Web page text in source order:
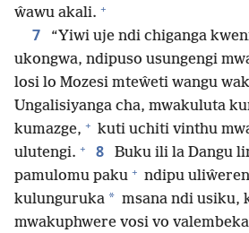
ŵawu akali. +
7
“Yiwi uje ndi chiganga
ukongwa, ndipuso usungengi
losi lo Mozesi mteŵeti wangu
Ungalisiyanga cha, mwakuluta
kumazge, + kuti uchiti vinthu
ulutengi. + 8
Buku ili la Dangu
pamulomu paku + ndipu
kulunguruka * msana ndi usiku,
mwakuphwere vosi vo